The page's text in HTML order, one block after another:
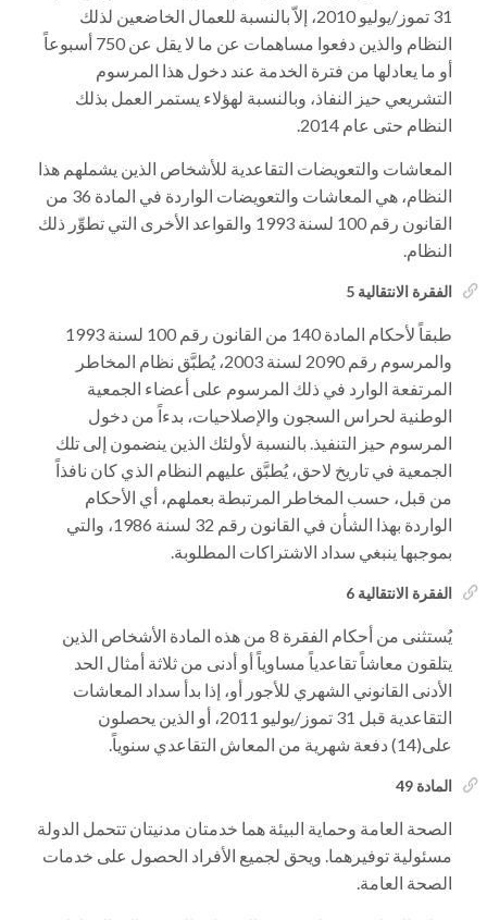
31 تموز/يوليو 2010، إلاّ بالنسبة للعمال الخاضعين لذلك
النظام والذين دفعوا مساهمات عن ما لا يقل عن 750 أسبوعاً
أو ما يعادلها من فترة الخدمة عند دخول هذا المرسوم
التشريعي حيز النفاذ، وبالنسبة لهؤلاء يستمر العمل بذلك
النظام حتى عام 2014.
المعاشات والتعويضات التقاعدية للأشخاص الذين يشملهم هذا
النظام، هي المعاشات والتعويضات الواردة في المادة 36 من
القانون رقم 100 لسنة 1993 والقواعد الأخرى التي تطوِّر ذلك
النظام.
الفقرة الانتقالية 5
طبقاً لأحكام المادة 140 من القانون رقم 100 لسنة 1993
والمرسوم رقم 2090 لسنة 2003، يُطبَّق نظام المخاطر
المرتفعة الوارد في ذلك المرسوم على أعضاء الجمعية
الوطنية لحراس السجون والإصلاحيات، بدءاً من دخول
المرسوم حيز التنفيذ. بالنسبة لأولئك الذين ينضمون إلى تلك
الجمعية في تاريخ لاحق، يُطبَّق عليهم النظام الذي كان نافذاً
من قبل، حسب المخاطر المرتبطة بعملهم، أي الأحكام
الواردة بهذا الشأن في القانون رقم 32 لسنة 1986، والتي
بموجبها ينبغي سداد الاشتراكات المطلوبة.
الفقرة الانتقالية 6
يُستثنى من أحكام الفقرة 8 من هذه المادة الأشخاص الذين
يتلقون معاشاً تقاعدياً مساوياً أو أدنى من ثلاثة أمثال الحد
الأدنى القانوني الشهري للأجور أو، إذا بدأ سداد المعاشات
التقاعدية قبل 31 تموز/يوليو 2011، أو الذين يحصلون
على(14) دفعة شهرية من المعاش التقاعدي سنوياً.
المادة 49
الصحة العامة وحماية البيئة هما خدمتان مدنيتان تتحمل الدولة
مسئولية توفيرهما. ويحق لجميع الأفراد الحصول على خدمات
الصحة العامة.